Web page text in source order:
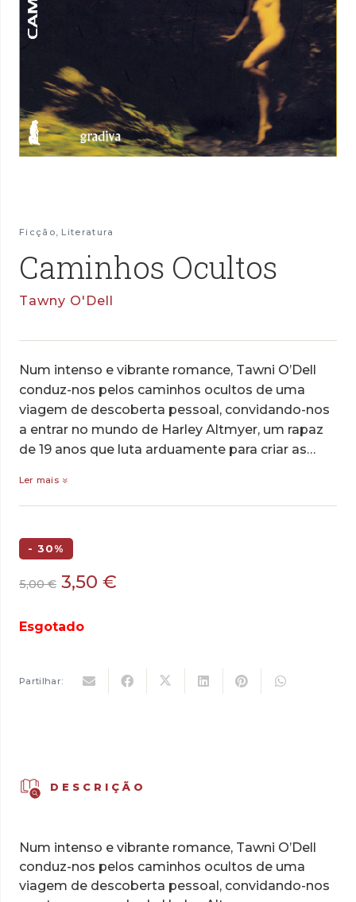
Ficção Literatura
Caminhos Ocultos
Tawny O'Dell
Num intenso e vibrante romance, Tawni O’Dell
conduz-nos pelos caminhos ocultos de uma
viagem de descoberta pessoal, convidando-nos
a entrar no mundo de Harley Altmyer, um rapaz
de 19 anos que luta arduamente para criar as…
Ler mais
- 30%
5,00€ O
original
3,50 €
Esgotado
Partilhar:
DESCRIÇÃO
Num intenso e vibrante romance, Tawni O’Dell
conduz-nos pelos caminhos ocultos de uma
viagem de descoberta pessoal, convidando-nos